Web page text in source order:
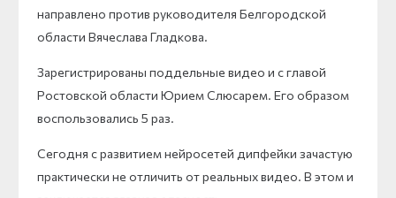
направлено против руководителя Белгородской
области Вячеслава Гладкова.
Зарегистрированы поддельные видео и с главой
Ростовской области Юрием Слюсарем. Его образом
воспользовались 5 раз.
Сегодня с развитием нейросетей дипфейки зачастую
практически не отличить от реальных видео. В этом и